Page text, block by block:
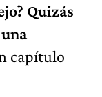
Quizás
capítulo